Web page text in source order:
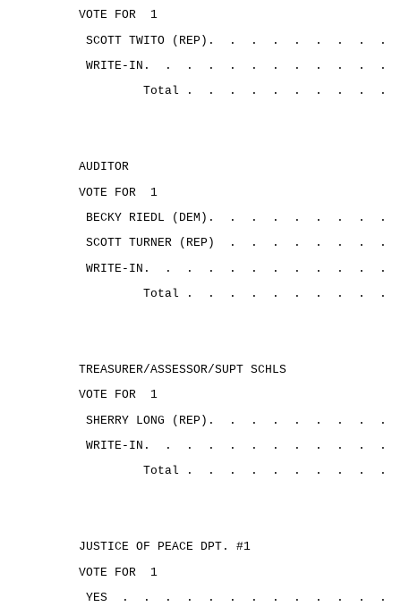
VOTE FOR
1
SCOTT TWITO (REP).
. . . . . . .
.
WRITE-IN.
. . . . . . . . . .
.
Total .
. . . . . . . . .
AUDITOR
VOTE FOR
1
BECKY RIEDL (DEM).
. . . . . . .
.
SCOTT TURNER (REP)
. . . . . . .
.
WRITE-IN.
. . . . . . . . . .
.
Total .
. . . . . . . . .
TREASURER/ASSESSOR/SUPT SCHLS
VOTE FOR
1
SHERRY LONG (REP).
. . . . . . .
.
WRITE-IN.
. . . . . . . . . .
.
Total .
. . . . . . . . .
JUSTICE OF PEACE DPT. #1
VOTE FOR
1
YES
. . . . . . . . . . . .
.